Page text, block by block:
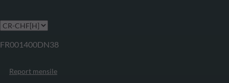
FR001400DN38
Report mensile